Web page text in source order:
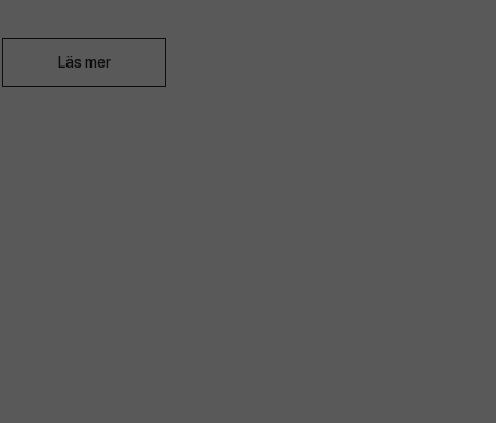
koffein väcker doften en oemotståndlig lust att uppleva
doft som framhäver mystiken och energin hos YSL Beauty.
Läs mer